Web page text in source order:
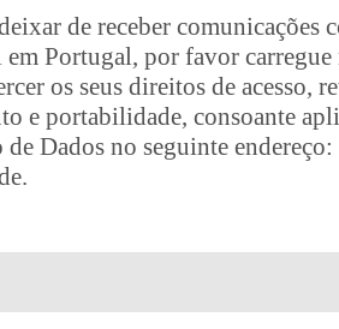
de receber
em Portugal, por favor
os seus direitos de acesso,
e portabilidade, consoante
de Dados no seguinte